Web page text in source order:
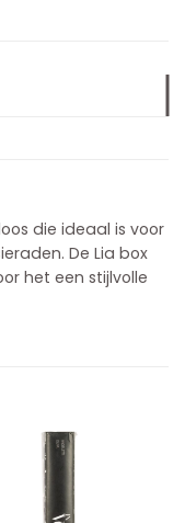
die ideaal is voor
De Lia box
het een stijlvolle